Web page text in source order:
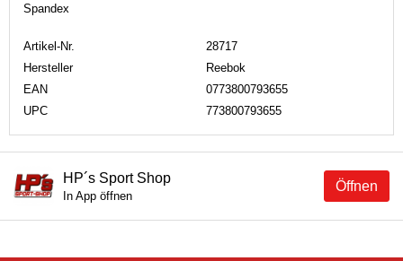
Spandex
Artikel-Nr.
28717
Hersteller
Reebok
EAN
0773800793655
UPC
773800793655
Öffnen
HP´s Sport Shop
In App öffnen